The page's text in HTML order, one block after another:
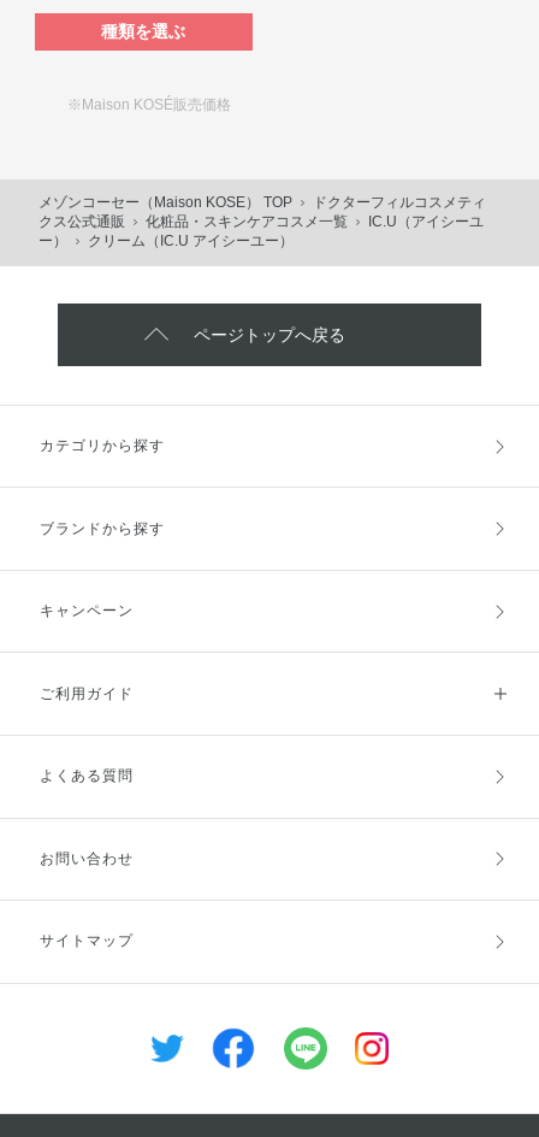
種類を選ぶ
※Maison KOSÉ販売価格
メゾンコーセー（Maison KOSE） TOP
ドクターフィルコスメティ
クス公式通販
化粧品・スキンケアコスメ一覧
IC.U（アイシーユ
ー）
クリーム（IC.U アイシーユー）
ページトップへ戻る
カテゴリから探す
ブランドから探す
キャンペーン
ご利用ガイド
ご利用ガイドトップ
お支払方法
キャンセル・返品・交換
よくある質問
お問い合わせ
サイトマップ